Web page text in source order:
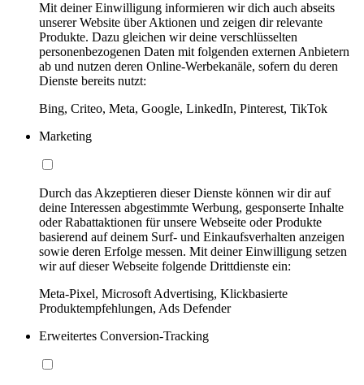
Mit deiner Einwilligung informieren wir dich auch abseits
unserer Website über Aktionen und zeigen dir relevante
Produkte. Dazu gleichen wir deine verschlüsselten
personenbezogenen Daten mit folgenden externen Anbietern
ab und nutzen deren Online-Werbekanäle, sofern du deren
Dienste bereits nutzt:
Bing, Criteo, Meta, Google, LinkedIn, Pinterest, TikTok
Marketing
Durch das Akzeptieren dieser Dienste können wir dir auf
deine Interessen abgestimmte Werbung, gesponserte Inhalte
oder Rabattaktionen für unsere Webseite oder Produkte
basierend auf deinem Surf- und Einkaufsverhalten anzeigen
sowie deren Erfolge messen. Mit deiner Einwilligung setzen
wir auf dieser Webseite folgende Drittdienste ein:
Meta-Pixel, Microsoft Advertising, Klickbasierte
Produktempfehlungen, Ads Defender
Erweitertes Conversion-Tracking